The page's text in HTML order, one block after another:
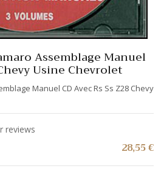
Assemblage Manuel
Usine Chevrolet
Manuel CD Avec Rs Ss Z28 Chevy
reviews
28,55€